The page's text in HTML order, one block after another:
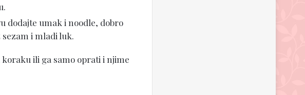
dodajte umak i noodle, dobro
i mladi luk.
koraku ili ga samo oprati i njime